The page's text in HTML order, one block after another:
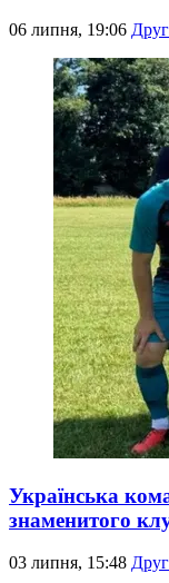
06 липня, 19:06
Українська
знаменитого
03 липня, 15:48